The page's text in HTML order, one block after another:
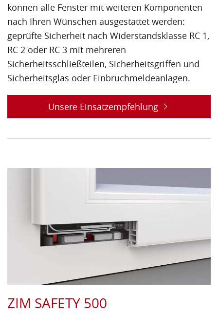
können alle Fenster mit weiteren Komponenten
nach Ihren Wünschen ausgestattet werden:
geprüfte Sicherheit nach Widerstandsklasse RC 1,
RC 2 oder RC 3 mit mehreren
Sicherheitsschließteilen, Sicherheitsgriffen und
Sicherheitsglas oder Einbruchmeldeanlagen.
Unsere Einsatzempfehlung
ZIM SAFETY 500